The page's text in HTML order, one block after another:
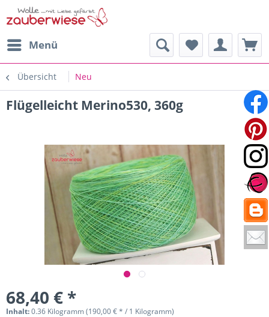
Menü
Übersicht Neu
Flügelleicht Merino530, 360g
68,40 € *
Inhalt:0.36 Kilogramm (190,00 € * / 1 Kilogramm)